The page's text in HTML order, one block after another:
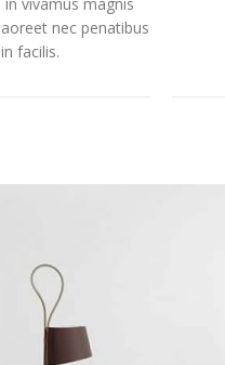
nec penatibus
facilis.